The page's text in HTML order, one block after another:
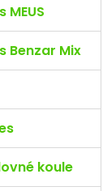
MEUS
Benzar Mix
koule